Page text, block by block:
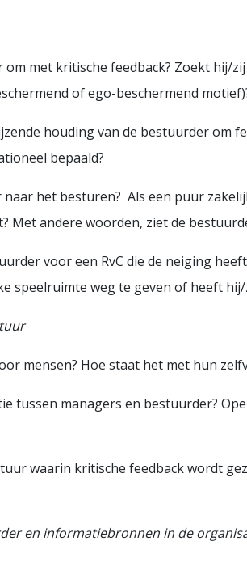
met kritische feedback? Zoekt hij/
of ego-beschermend
houding van de bestuurder om
bepaald?
het besturen? Als een puur
Met andere woorden, ziet de
voor een RvC die de neiging
speelruimte weg te geven of heeft
mensen? Hoe staat het met hun
tussen managers en bestuurder?
waarin kritische feedback wordt
en informatiebronnen in de